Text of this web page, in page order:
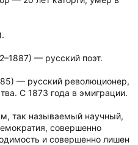
— русский поэт.
— русский революционер,
С 1873 года в эмиграции.
так называемый научный,
совершенно
и совершенно лишен